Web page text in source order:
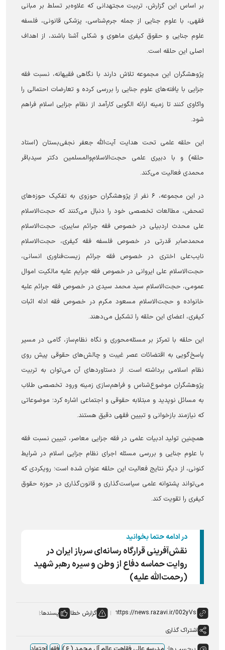
بر اساس این گزارش، تربیت مجتهدانی که علاوه‌بر تسلط بر مبانی
فقهی، با علوم جنایی از جمله جرم‌شناسی، پزشکی قانونی، فلسفه
علوم جنایی و حقوق کیفری ماهوی و شکلی آشنا باشند، از اهداف
اصلی این حلقه است.
پژوهشگران این مجموعه تلاش دارند با نگاهی فقیهانه، نسبت فقه
جزایی با یافته‌های علوم جنایی را بررسی کرده و تعارضات احتمالی را
واکاوی کنند تا زمینه ارائه الگویی کارآمد از نظام جزایی اسلام فراهم
شود.
این حلقه علمی تحت هدایت آیت‌الله جعفر نجفی‌بستان (استاد
حلقه) و با دبیری علمی حجت‌الاسلام‌والمسلمین دکتر سیدباقر
محمدی فعالیت می‌کند.
در این مجموعه، ۶ نفر از پژوهشگران حوزوی به تفکیک حوزه‌های
تمحض، مطالعات تخصصی خود را دنبال می‌کنند که حجت‌الاسلام
علی محدث اردبیلی در خصوص فقه جرائم سایبری، حجت‌الاسلام
محمدصابر قدرتی در خصوص فلسفه فقه کیفری، حجت‌الاسلام
نایب‌علی اختری در خصوص فقه جرائم زیست‌فناوری انسانی،
حجت‌الاسلام علی ایروانی در خصوص فقه جرایم علیه مالکیت اموال
عمومی، حجت‌الاسلام سید محمد سیدی در خصوص فقه جرائم علیه
خانواده و حجت‌الاسلام مسعود مکرم در خصوص فقه ادله اثبات
کیفری، اعضای این حلقه را تشکیل می‌دهند.
این حلقه با تمرکز بر مسئله‌محوری و نگاه نظام‌ساز، گامی در مسیر
پاسخ‌گویی به اقتضائات عصر غیبت و چالش‌های حقوقی پیش روی
نظام اسلامی برداشته است. از دستاورد‌های آن می‌توان به تربیت
پژوهشگران موضوع‌شناس و فراهم‌سازی زمینه ورود تخصصی طلاب
به مسائل نوپدید و مبتلابه حقوقی و اجتماعی اشاره کرد؛ موضوعاتی
که نیازمند بازخوانی و تبیین فقهی دقیق هستند.
همچنین تولید ادبیات علمی در فقه جزایی معاصر، تبیین نسبت فقه
با علوم جنایی و بررسی مسئله اجرای نظام جزایی اسلام در شرایط
کنونی، از دیگر نتایج فعالیت این حلقه عنوان شده است؛ رویکردی که
می‌تواند پشتوانه علمی سیاست‌گذاری و قانون‌گذاری در حوزه حقوق
کیفری را تقویت کند.
در ادامه حتما بخوانید
نقش‌آفرینی قرارگاه رسانه‌ای سرباز ایران در
روایت حماسه دفاع از وطن و سیره رهبر شهید
(رحمت‌الله علیه)
گزارش خطا
پسندها:
اشتراک گذاری